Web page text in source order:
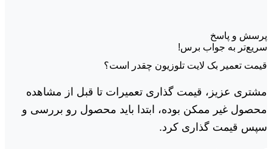
پرسش و پاسخ
سریع‌تر به جواب برس!
قیمت تعمیر بک لایت تلوزیون چقدر است؟
مشتری عزیز، قیمت گذاری تعمیرات تا قبل از مشاهده
محصول غیر ممکن بوده، ابتدا باید محصول رو بررسی و
سپس قیمت گذاری کرد.